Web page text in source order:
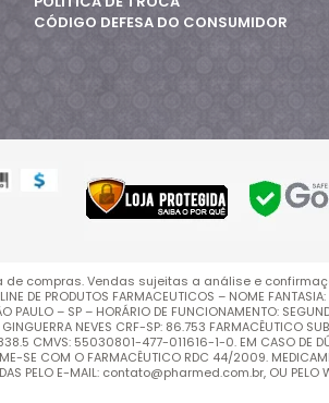
CÓDIGO DEFESA DO CONSUMIDOR
compras. Vendas sujeitas a análise e
FARMACEUTICOS – NOME FANTASIA:
PAULO – SP – HORÁRIO DE FUNCIONAMENTO:
NEVES CRF-SP: 86.753 FARMACÊUTICO
CMVS: 55030801-477-011616-1-0. EM CASO DE
SE COM O FARMACÊUTICO RDC 44/2009.
PELO E-MAIL: contato@pharmed.com.br, OU PELO